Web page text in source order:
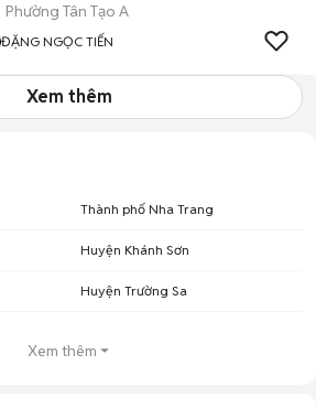
Phường Tân Tạo A
ĐẶNG NGỌC TIẾN
Xem thêm
Thành phố Nha Trang
Huyện Khánh Sơn
Huyện Trường Sa
Xem thêm